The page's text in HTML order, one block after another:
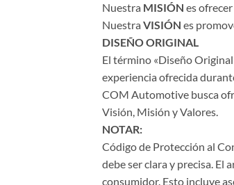
Nuestra MISIÓN es
Nuestra VISIÓN es
DISEÑO ORIGINAL
El término «Diseño
experiencia ofrecida
COM Automotive busca
Visión, Misión y Valores.
NOTAR:
Código de Protección al
debe ser clara y precisa. El
consumidor. Esto incluye